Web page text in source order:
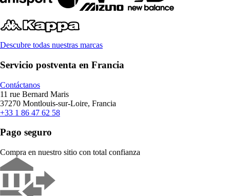
Descubre todas nuestras marcas
Servicio postventa en Francia
Contáctanos
11 rue Bernard Maris
37270 Montlouis-sur-Loire, Francia
+33 1 86 47 62 58
Pago seguro
Compra en nuestro sitio con total confianza